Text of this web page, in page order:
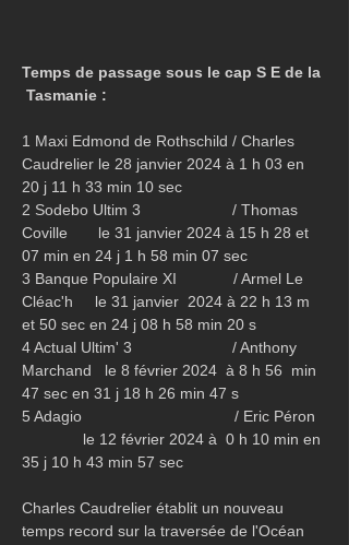
Temps de passage sous le cap S E de la
Tasmanie :
1 Maxi Edmond de Rothschild / Charles
Caudrelier le 28 janvier 2024 à 1 h 03 en
20 j 11 h 33 min 10 sec
2 Sodebo Ultim 3                     / Thomas
Coville       le 31 janvier 2024 à 15 h 28 et
07 min en 24 j 1 h 58 min 07 sec
3 Banque Populaire XI             / Armel Le
Cléac'h     le 31 janvier  2024 à 22 h 13 m
et 50 sec en 24 j 08 h 58 min 20 s
4 Actual Ultim' 3                       / Anthony
Marchand   le 8 février 2024  à 8 h 56  min
47 sec en 31 j 18 h 26 min 47 s
5 Adagio                                   / Eric Péron
              le 12 février 2024 à  0 h 10 min en
35 j 10 h 43 min 57 sec
Charles Caudrelier établit un nouveau
temps record sur la traversée de l'Océan